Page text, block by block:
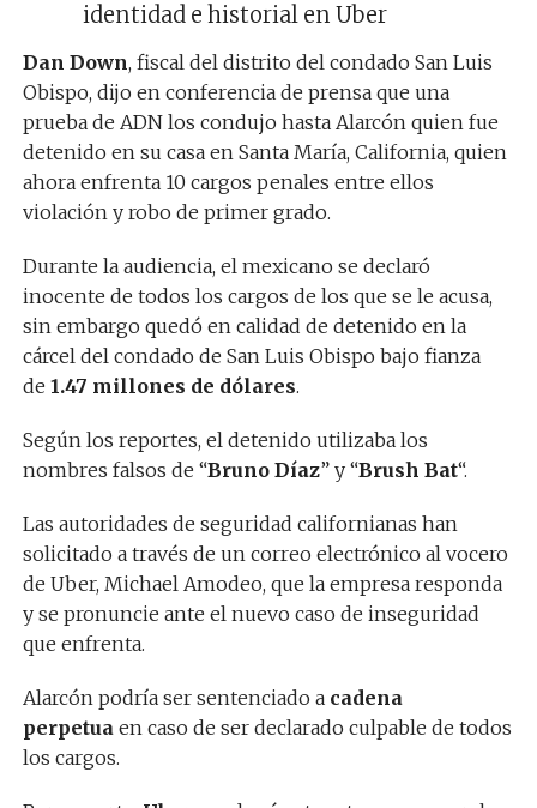
identidad e historial en Uber
Dan Down, fiscal del distrito del condado San Luis
Obispo, dijo en conferencia de prensa que una
prueba de ADN los condujo hasta Alarcón quien fue
detenido en su casa en Santa María, California, quien
ahora enfrenta 10 cargos penales entre ellos
violación y robo de primer grado.
Durante la audiencia, el mexicano se declaró
inocente de todos los cargos de los que se le acusa,
sin embargo quedó en calidad de detenido en la
cárcel del condado de San Luis Obispo bajo fianza
de 1.47 millones de dólares.
Según los reportes, el detenido utilizaba los
nombres falsos de “Bruno Díaz” y “Brush Bat“.
Las autoridades de seguridad californianas han
solicitado a través de un correo electrónico al vocero
de Uber, Michael Amodeo, que la empresa responda
y se pronuncie ante el nuevo caso de inseguridad
que enfrenta.
Alarcón podría ser sentenciado a cadena
perpetuaen caso de ser declarado culpable de todos
los cargos.